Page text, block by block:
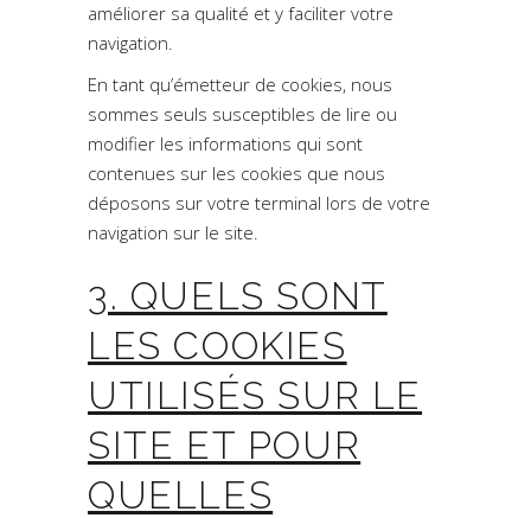
améliorer sa qualité et y faciliter votre
navigation.
En tant qu’émetteur de cookies, nous
sommes seuls susceptibles de lire ou
modifier les informations qui sont
contenues sur les cookies que nous
déposons sur votre terminal lors de votre
navigation sur le site.
3. QUELS SONT
LES COOKIES
UTILISÉS SUR LE
SITE ET POUR
QUELLES